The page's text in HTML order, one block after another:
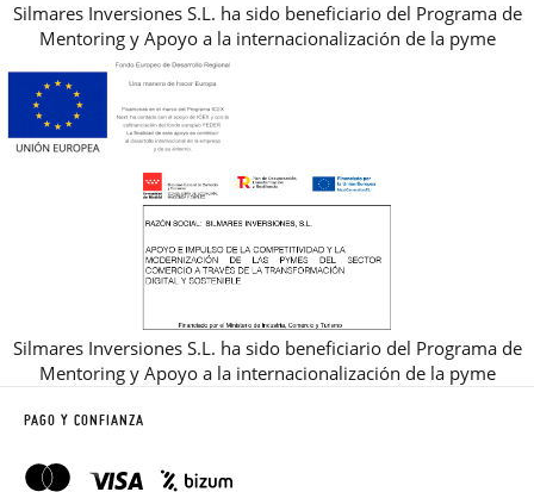
Silmares Inversiones S.L. ha sido beneficiario del Programa de
Mentoring y Apoyo a la internacionalización de la pyme
Silmares Inversiones S.L. ha sido beneficiario del Programa de
Mentoring y Apoyo a la internacionalización de la pyme
PAGO Y CONFIANZA